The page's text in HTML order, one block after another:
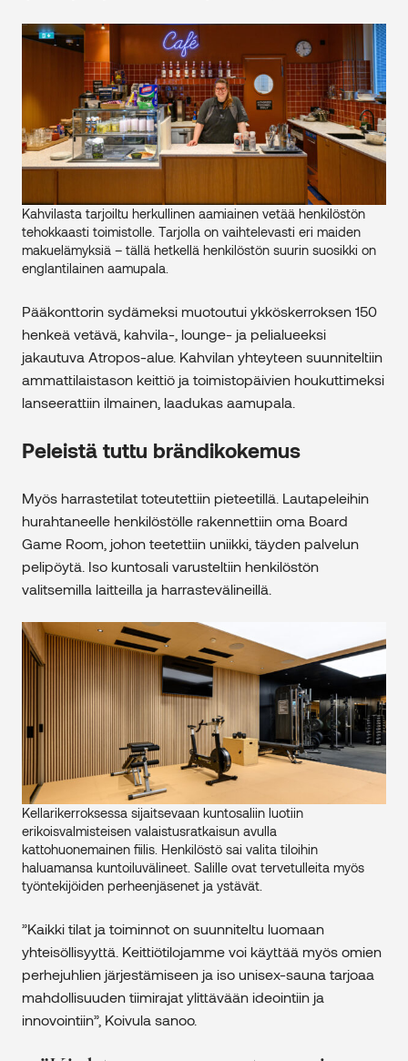
Kahvilasta tarjoiltu herkullinen aamiainen vetää henkilöstön
tehokkaasti toimistolle. Tarjolla on vaihtelevasti eri maiden
makuelämyksiä – tällä hetkellä henkilöstön suurin suosikki on
englantilainen aamupala.
Pääkonttorin sydämeksi muotoutui ykköskerroksen 150
henkeä vetävä, kahvila-, lounge- ja pelialueeksi
jakautuva Atropos-alue. Kahvilan yhteyteen suunniteltiin
ammattilaistason keittiö ja toimistopäivien houkuttimeksi
lanseerattiin ilmainen, laadukas aamupala.
Peleistä tuttu brändikokemus
Myös harrastetilat toteutettiin pieteetillä. Lautapeleihin
hurahtaneelle henkilöstölle rakennettiin oma Board
Game Room, johon teetettiin uniikki, täyden palvelun
pelipöytä. Iso kuntosali varusteltiin henkilöstön
valitsemilla laitteilla ja harrastevälineillä.
Kellarikerroksessa sijaitsevaan kuntosaliin luotiin
erikoisvalmisteisen valaistusratkaisun avulla
kattohuonemainen fiilis. Henkilöstö sai valita tiloihin
haluamansa kuntoiluvälineet. Salille ovat tervetulleita myös
työntekijöiden perheenjäsenet ja ystävät.
”Kaikki tilat ja toiminnot on suunniteltu luomaan
yhteisöllisyyttä. Keittiötilojamme voi käyttää myös omien
perhejuhlien järjestämiseen ja iso unisex-sauna tarjoaa
mahdollisuuden tiimirajat ylittävään ideointiin ja
innovointiin”, Koivula sanoo.